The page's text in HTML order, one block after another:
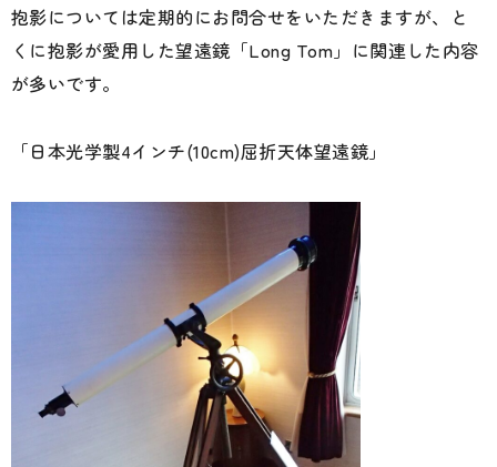
抱影については定期的にお問合せをいただきますが、と
くに抱影が愛用した望遠鏡「Long Tom」に関連した内容
が多いです。
「日本光学製4インチ(10cm)屈折天体望遠鏡」